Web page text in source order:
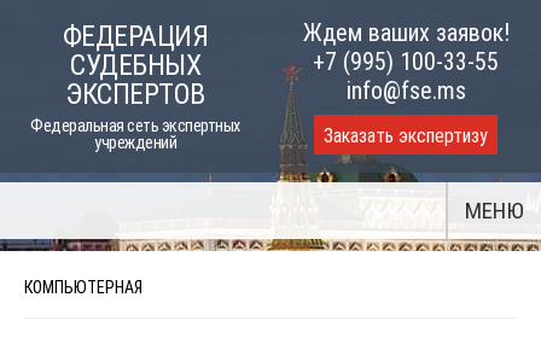
ФЕДЕРАЦИЯ
СУДЕБНЫХ
ЭКСПЕРТОВ
Федеральная сеть экспертных
учреждений
Ждем ваших заявок!
+7 (995) 100-33-55
info@fse.ms
Заказать экспертизу
МЕНЮ
КОМПЬЮТЕРНАЯ